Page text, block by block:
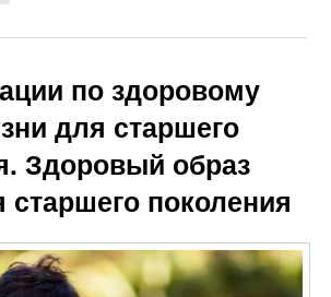
по здоровому
для старшего
Здоровый образ
поколения